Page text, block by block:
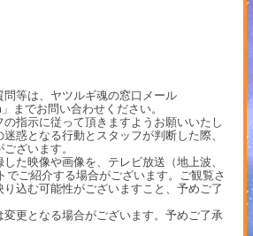
問等は、ヤツルギ魂の窓口メール
までお問い合わせください。
の指示に従って頂きますようお願いいたし
惑となる行動とスタッフが判断した際、
ざいます。
た映像や画像を、テレビ放送（地上波、
でご紹介する場合がございます。ご観覧さ
込む可能性がございますこと、予めご了
変更となる場合がございます。予めご了承